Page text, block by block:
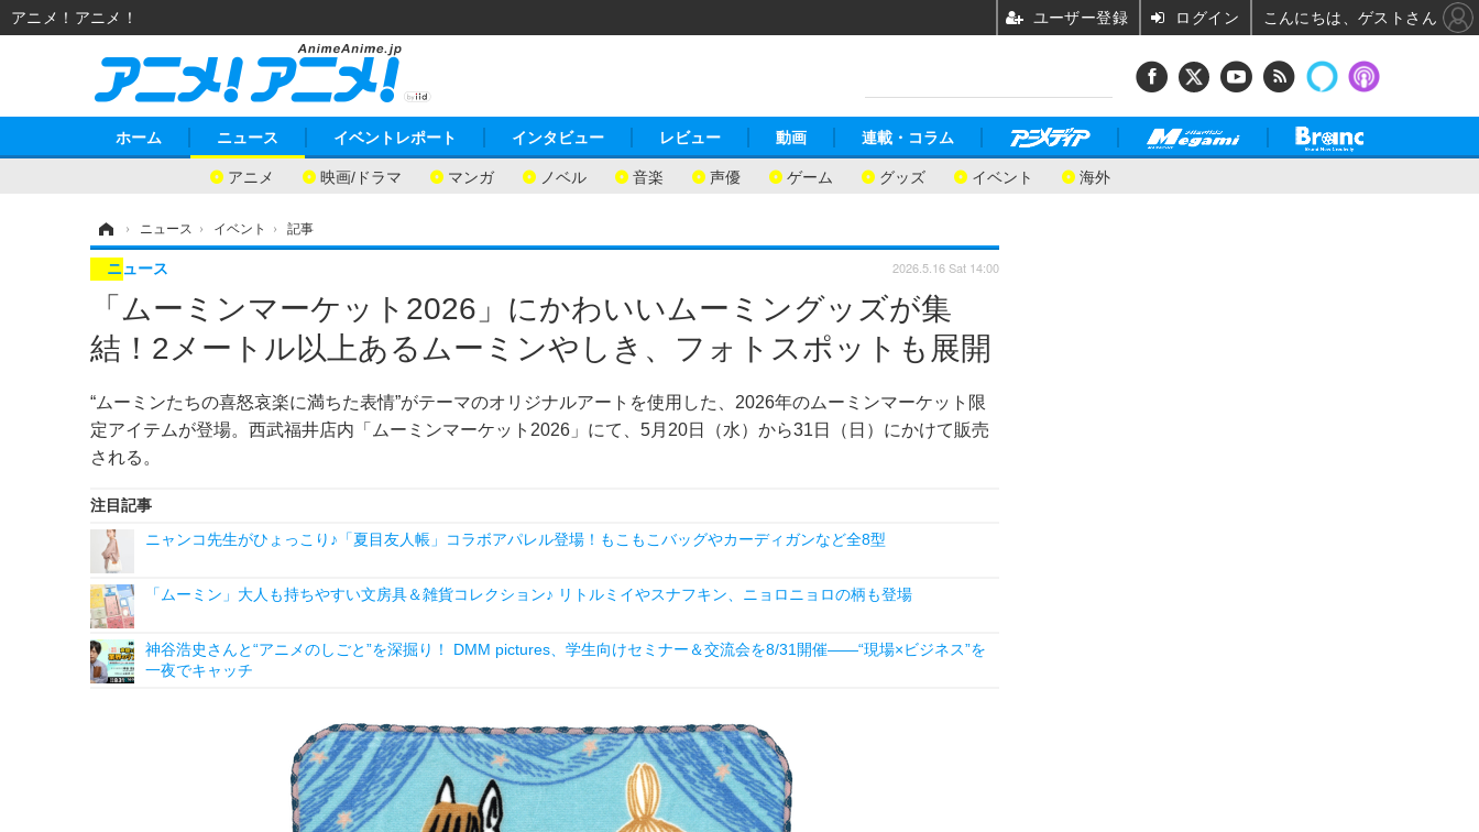
ホーム ニュース
アニメ 映画/ドラマ マンガ ノベル 音楽 声優 ゲーム グッズ イベント 海外
イベントレポート インタビュー レビュー 動画 連載・コラム
› ニュース › イベント › 記事
「ムーミンマーケット2026」にかわいいムーミングッズが集
結！2メートル以上あるムーミンやしき、フォトスポットも展開
“ムーミンたちの喜怒哀楽に満ちた表情”がテーマのオリジナルアートを使用した、2026年のムーミンマーケット限
定アイテムが登場。西武福井店内「ムーミンマーケット2026」にて、5月20日（水）から31日（日）にかけて販売
される。
ニュース 2026.5.16 Sat 14:00
注目記事
ニャンコ先生がひょっこり♪「夏目友人帳」コラボアパレル登場！もこもこバッグやカーディガンなど全8型
「ムーミン」大人も持ちやすい文房具＆雑貨コレクション♪ リトルミイやスナフキン、ニョロニョロの柄も登場
神谷浩史さんと“アニメのしごと”を深掘り！ DMM pictures、学生向けセミナー＆交流会を8/31開催――“現場×ビジネス”を
一夜でキャッチ
アニメ！アニメ！ ユーザー登録 ログイン こんにちは、ゲストさん